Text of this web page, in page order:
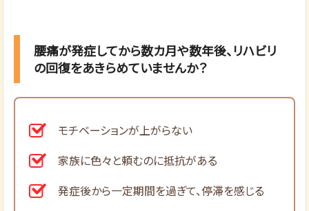
腰痛が発症してから数カ月や数年後、リハビリ
の回復をあきらめていませんか？
モチベーションが上がらない
家族に色々と頼むのに抵抗がある
発症後から一定期間を過ぎて、停滞を感じる